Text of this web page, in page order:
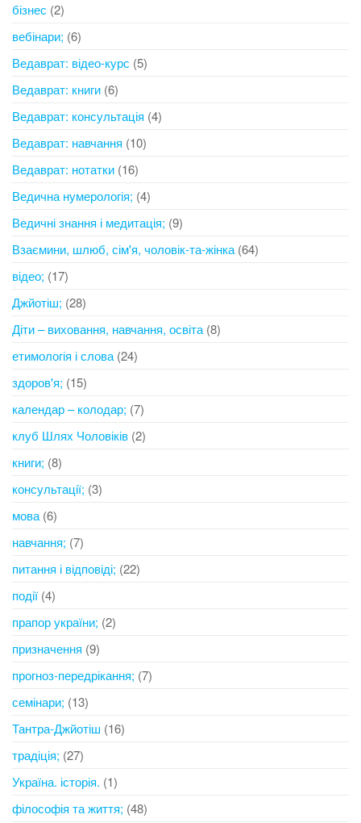
бізнес (2)
вебінари; (6)
Ведаврат: відео-курс (5)
Ведаврат: книги (6)
Ведаврат: консультація (4)
Ведаврат: навчання (10)
Ведаврат: нотатки (16)
Ведична нумерологія; (4)
Ведичні знання і медитація; (9)
Взаємини, шлюб, сім'я, чоловік-та-жінка (64)
відео; (17)
Джйотіш; (28)
Діти – виховання, навчання, освіта (8)
етимологія і слова (24)
здоров'я; (15)
календар – колодар; (7)
клуб Шлях Чоловіків (2)
книги; (8)
консультації; (3)
мова (6)
навчання; (7)
питання і відповіді; (22)
події (4)
прапор україни; (2)
призначення (9)
прогноз-передрікання; (7)
семінари; (13)
Тантра-Джйотіш (16)
традіція; (27)
Україна. історія. (1)
філософія та життя; (48)